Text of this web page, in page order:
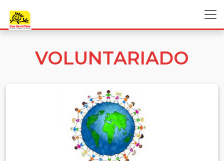
VOLUNTARIADO